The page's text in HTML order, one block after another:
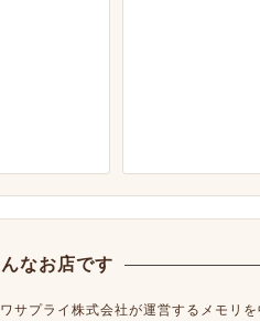
なお店です
サプライ株式会社が運営するメモリ